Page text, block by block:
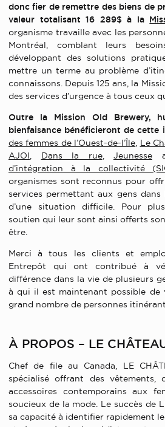
donc fier de remettre des biens de
valeur totalisant 16 289$à la
organisme travaille avec les
Montréal, comblant leurs
développant des solutions
mettre un terme au problème
connaissons. Depuis 125 ans, la
des services d’urgence à tous ceux
Outre la Mission Old Brewery,
bienfaisance bénéficieront de cette
des femmes de l’Ouest-de-l’Île, Le
AJOI, Dans la rue, Jeunesse
d’intégration à la collectivité
organismes sont reconnus pour
services permettant aux gens
d’une situation difficile. Pour
soutien qui leur sont ainsi offerts
être.
Merci à tous les clients et
Entrepôt qui ont contribué à
différence dans la vie de plusieurs
à qui il est maintenant possible de
grand nombre de personnes
À PROPOS – LE
Chef de file au Canada, LE
spécialisé offrant des vêtements,
accessoires contemporains aux
soucieux de la mode. Le succès de
sa capacité à identifier rapidement